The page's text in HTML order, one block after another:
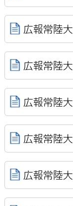
広報常陸
広報常陸
広報常陸
広報常陸
広報常陸